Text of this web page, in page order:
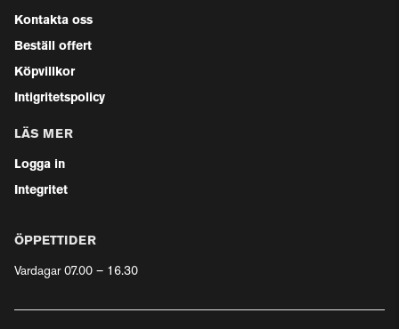
Kontakta oss
Beställ offert
Köpvillkor
Intigritetspolicy
LÄS MER
Logga in
Integritet
ÖPPETTIDER
Vardagar 07.00 – 16.30